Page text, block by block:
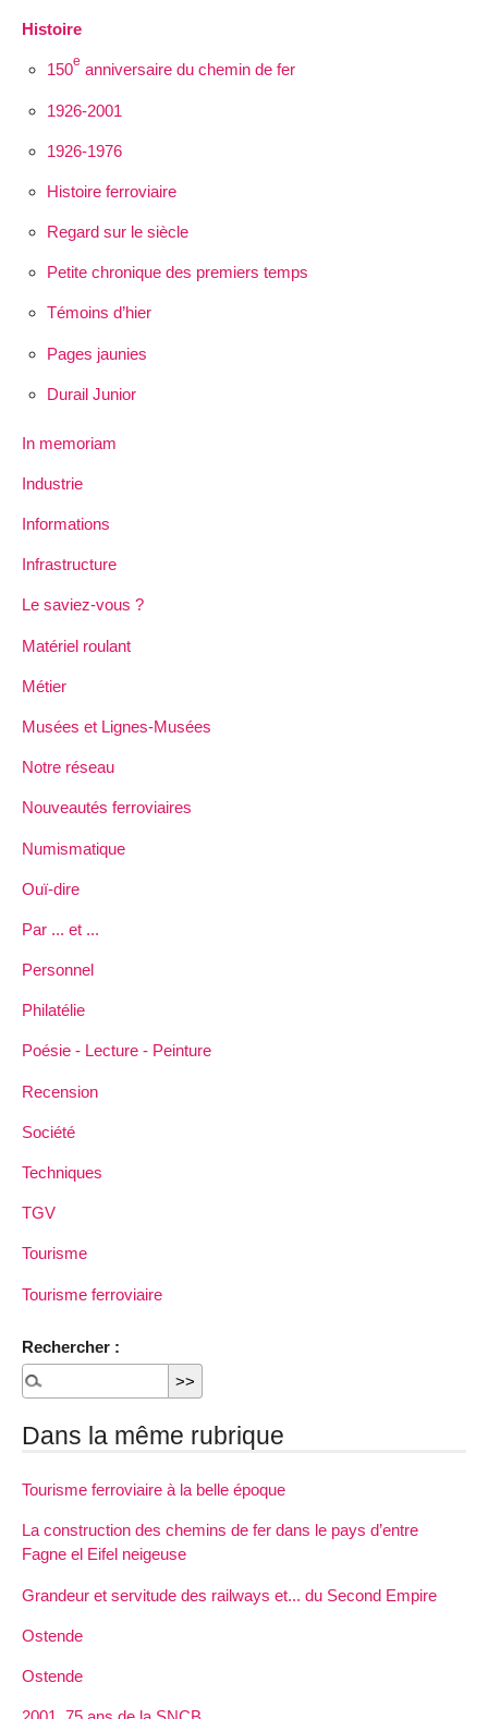
Histoire
150e anniversaire du chemin de fer
1926-2001
1926-1976
Histoire ferroviaire
Regard sur le siècle
Petite chronique des premiers temps
Témoins d’hier
Pages jaunies
Durail Junior
In memoriam
Industrie
Informations
Infrastructure
Le saviez-vous ?
Matériel roulant
Métier
Musées et Lignes-Musées
Notre réseau
Nouveautés ferroviaires
Numismatique
Ouï-dire
Par ... et ...
Personnel
Philatélie
Poésie - Lecture - Peinture
Recension
Société
Techniques
TGV
Tourisme
Tourisme ferroviaire
Rechercher :
Dans la même rubrique
Tourisme ferroviaire à la belle époque
La construction des chemins de fer dans le pays d’entre
Fagne el Eifel neigeuse
Grandeur et servitude des railways et... du Second Empire
Ostende
Ostende